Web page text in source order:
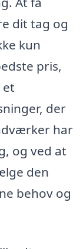
dit tag og
kun
pris,
et
der
har
og ved at
den
behov og